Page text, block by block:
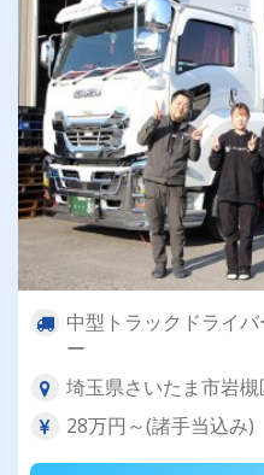
中型トラックドライ
ー
埼玉県さいたま市岩槻
28万円～(諸手当込み)